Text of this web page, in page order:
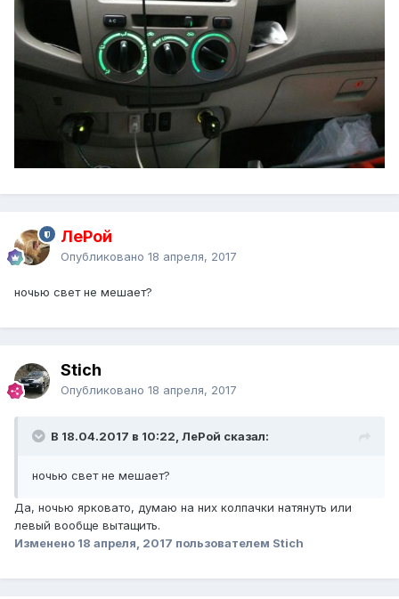
ЛеРой
Опубликовано 18 апреля, 2017
ночью свет не мешает?
Stich
Опубликовано 18 апреля, 2017
В 18.04.2017 в 10:22, ЛеРой сказал:
ночью свет не мешает?
Да, ночью ярковато, думаю на них колпачки натянуть или
левый вообще вытащить.
Изменено 18 апреля, 2017 пользователем Stich